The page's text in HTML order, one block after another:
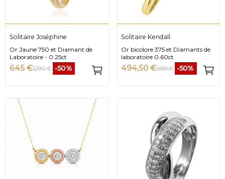
Solitaire Joséphine
Or Jaune 750 et Diamant de
Laboratoire - 0.25ct
645 €1 290 € -50%
Solitaire Kendall
Or bicolore 375 et Diamants de
laboratoire 0.60ct
494,50 €989 € -50%